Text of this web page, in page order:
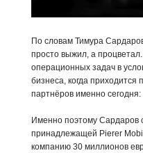
По словам Тимура
просто выжил, а
операционных задач в
бизнеса, когда
партнёров именно
Именно поэтому Сардаров
принадлежащей Pierer
компанию 30 миллионов